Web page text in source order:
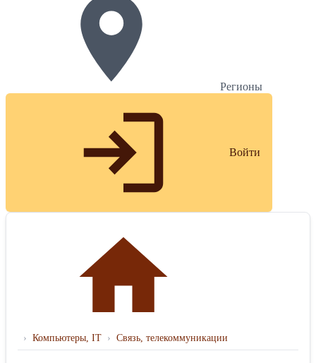
Регионы
Войти
› Компьютеры, IT › Связь, телекоммуникации